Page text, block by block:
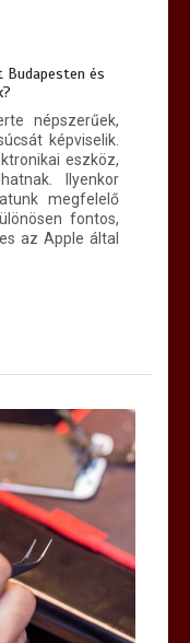
tenni a
Budapesten és
népszerűek,
képviselik.
eszköz,
Ilyenkor
megfelelő
fontos,
az Apple által